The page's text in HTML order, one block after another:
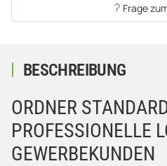
Frage
BESCHREIBUNG
ORDNER
PROFESSIONELLE
GEWERBEKUNDEN